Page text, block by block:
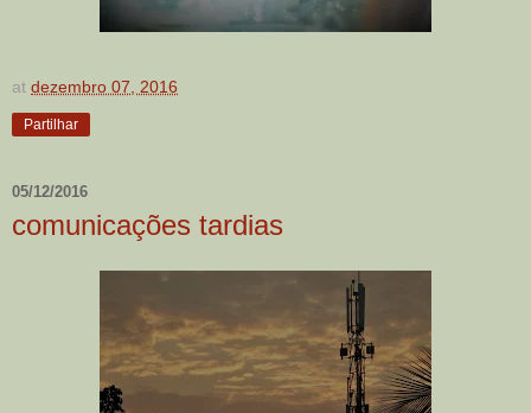
at dezembro 07, 2016
Partilhar
05/12/2016
comunicações tardias